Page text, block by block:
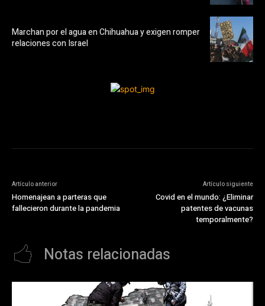
Marchan por el agua en Chihuahua y exigen romper
relaciones con Israel
Artículo anterior
Homenajean a parteras que
fallecieron durante la pandemia
Artículo siguiente
Covid en el mundo: ¿Eliminar
patentes de vacunas
temporalmente?
Notas relacionadas